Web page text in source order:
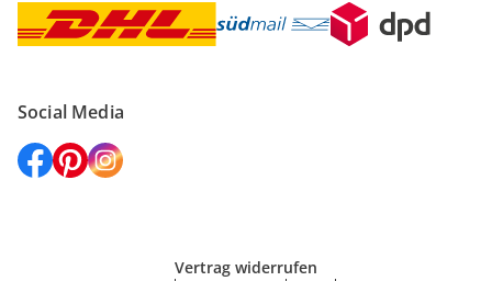
Social Media
Vertrag widerrufen